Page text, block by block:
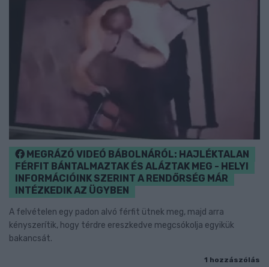
MEGRÁZÓ VIDEÓ BÁBOLNÁRÓL: HAJLÉKTALAN
FÉRFIT BÁNTALMAZTAK ÉS ALÁZTAK MEG - HELYI
INFORMÁCIÓINK SZERINT A RENDŐRSÉG MÁR
INTÉZKEDIK AZ ÜGYBEN
A felvételen egy padon alvó férfit ütnek meg, majd arra
kényszerítik, hogy térdre ereszkedve megcsókolja egyikük
bakancsát.
1 hozzászólás